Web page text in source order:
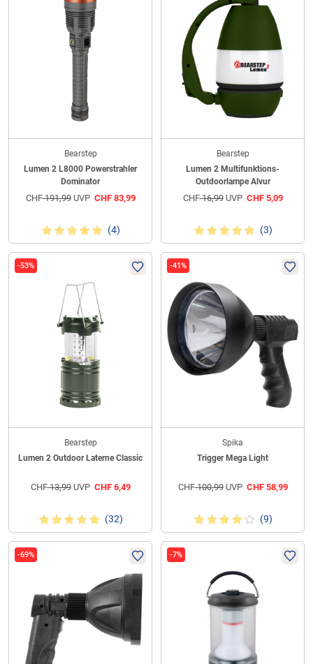
Bearstep
Lumen 2 L8000 Powerstrahler
Dominator
CHF191,99UVP CHF83,99
(4)
Bearstep
Lumen 2 Multifunktions-
Outdoorlampe Alvur
CHF16,99UVP CHF5,09
(3)
-53%
Bearstep
Lumen 2 Outdoor Laterne Classic
CHF13,99UVP CHF6,49
(32)
-41%
Spika
Trigger Mega Light
CHF100,99UVP CHF58,99
(9)
-69% -7%